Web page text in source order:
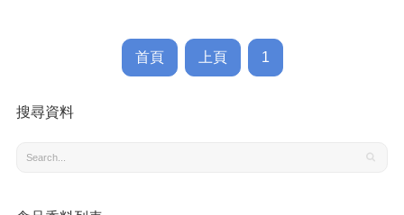
首頁 上頁 1
搜尋資料